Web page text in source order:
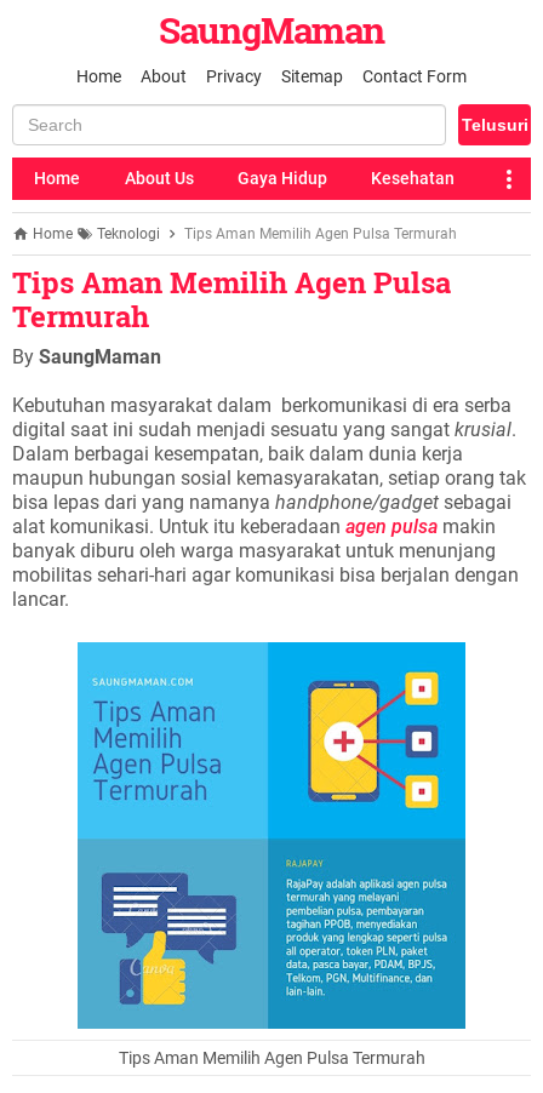
SaungMaman
Home About Privacy Sitemap Contact Form
Home About Us Gaya Hidup Kesehatan
Home Teknologi Tips Aman Memilih Agen Pulsa Termurah
Tips Aman Memilih Agen Pulsa
Termurah
By SaungMaman
Kebutuhan masyarakat dalam berkomunikasi di era serba
digital saat ini sudah menjadi sesuatu yang sangat krusial.
Dalam berbagai kesempatan, baik dalam dunia kerja
maupun hubungan sosial kemasyarakatan, setiap orang tak
bisa lepas dari yang namanya handphone/gadget sebagai
alat komunikasi. Untuk itu keberadaan agen pulsa makin
banyak diburu oleh warga masyarakat untuk menunjang
mobilitas sehari-hari agar komunikasi bisa berjalan dengan
lancar.
Tips Aman Memilih Agen Pulsa Termurah